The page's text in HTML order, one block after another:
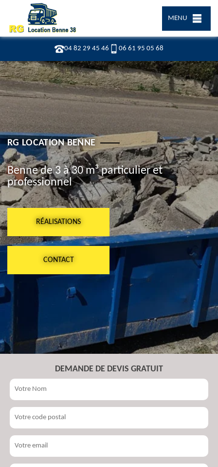
04 82 29 45 46 06 61 95 05 68
MENU
RG LOCATION BENNE
Benne de 3 à 30 m³ particulier et
professionnel
RÉALISATIONS
CONTACT
DEMANDE DE DEVIS GRATUIT